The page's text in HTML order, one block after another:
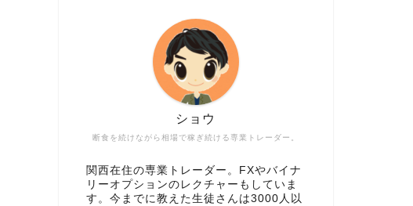
断食を続けながら相場で稼ぎ続ける専業トレーダー。
ショウ
関西在住の専業トレーダー。FXやバイナ
リーオプションのレクチャーもしていま
す。今までに教えた生徒さんは3000人以